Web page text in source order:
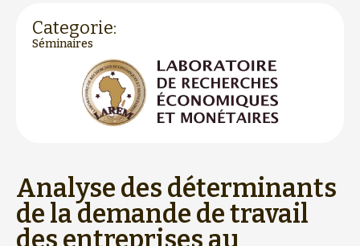
Categorie:
Séminaires
Analyse des déterminants
de la demande de travail
des entreprises au